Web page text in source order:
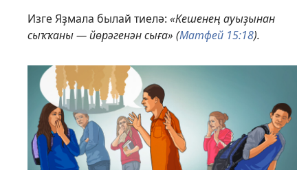
Изге Яҙмала былай тиелә: «Кешенең ауыҙынан
сыҡҡаны — йөрәгенән сыға» (Матфей 15:18).